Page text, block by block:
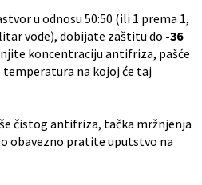
u odnosu 50:50 (ili 1 prema 1,
vode), dobijate zaštitu do -36
koncentraciju antifriza, pašće
na kojoj će taj
čistog antifriza, tačka mržnjenja
obavezno pratite uputstvo na